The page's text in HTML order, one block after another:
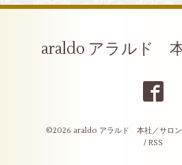
araldo アラルド
©2026 araldo アラルド 本社／サロン
/ RSS